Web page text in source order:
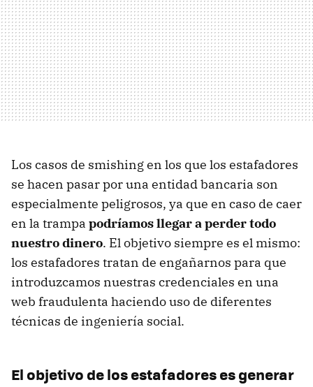
Los casos de smishing en los que los estafadores
se hacen pasar por una entidad bancaria son
especialmente peligrosos, ya que en caso de caer
en la trampa podríamos llegar a perder todo
nuestro dinero. El objetivo siempre es el mismo:
los estafadores tratan de engañarnos para que
introduzcamos nuestras credenciales en una
web fraudulenta haciendo uso de diferentes
técnicas de ingeniería social.
El objetivo de los estafadores es generar